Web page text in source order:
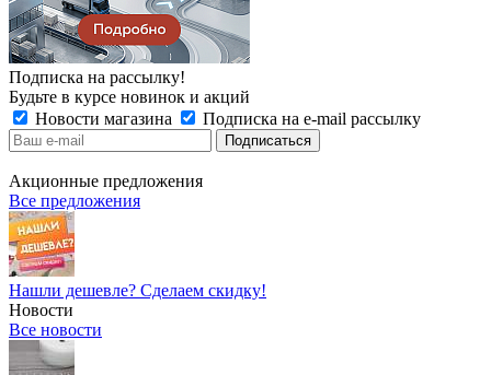
Подписка на рассылку!
Будьте в курсе новинок и акций
Новости магазина
Подписка на e-mail рассылку
Акционные предложения
Все предложения
Нашли дешевле? Сделаем скидку!
Новости
Все новости